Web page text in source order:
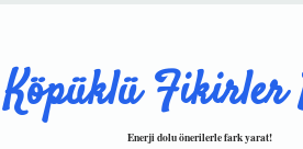
Köpüklü Fikirler
Enerji dolu önerilerle fark yarat!